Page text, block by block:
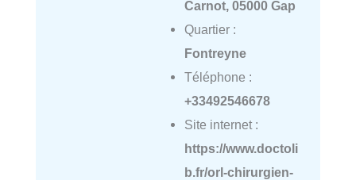
Carnot, 05000 Gap
Quartier :
Fontreyne
Téléphone :
+33492546678
Site internet :
https://www.doctoli
b.fr/orl-chirurgien-